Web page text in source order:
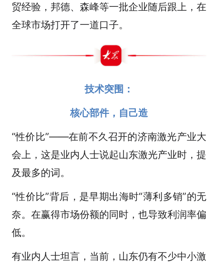
贸经验，邦德、森峰等一批企业随后跟上，在
全球市场打开了一道口子。
技术突围：
核心部件，自己造
“性价比”——在前不久召开的济南激光产业大
会上，这是业内人士说起山东激光产业时，提
及最多的词。
“性价比”背后，是早期出海时“薄利多销”的无
奈。在赢得市场份额的同时，也导致利润率偏
低。
有业内人士坦言，当前，山东仍有不少中小激